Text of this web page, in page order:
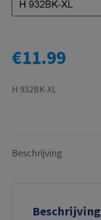
€11.99
H 932BK-XL
Beschrijving
Beschrijving